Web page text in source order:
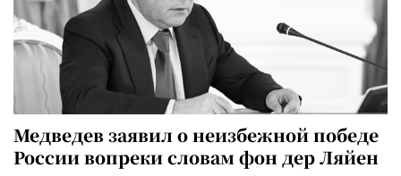
Медведев заявил о неизбежной победе
России вопреки словам фон дер Ляйен